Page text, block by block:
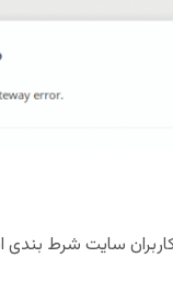
کاربران سایت شرط